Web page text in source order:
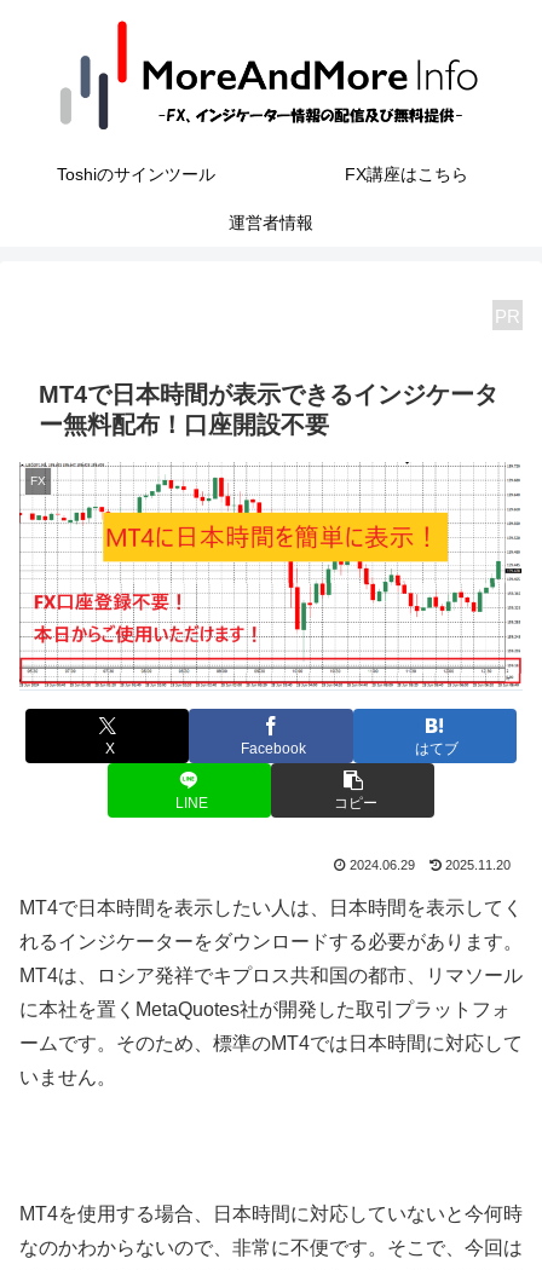
Toshiのサインツール FX講座はこちら
運営者情報
PR
MT4で日本時間が表示できるインジケータ
ー無料配布！口座開設不要
FX
X Facebook はてブ
LINE コピー
2024.06.29 2025.11.20
MT4で日本時間を表示したい人は、日本時間を表示してく
れるインジケーターをダウンロードする必要があります。
MT4は、ロシア発祥でキプロス共和国の都市、リマソール
に本社を置く MetaQuotes社が開発した取引プラットフォ
ームです。そのため、標準のMT4では日本時間に対応して
いません。
MT4を使用する場合、日本時間に対応していないと今何時
なのかわからないので、非常に不便です。そこで、今回は